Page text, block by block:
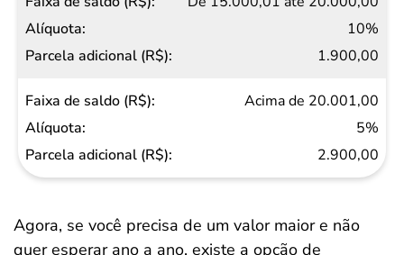
10%
1.900,00
Acima de 20.001,00
5%
2.900,00
Agora, se você precisa de um valor maior e não
quer esperar ano a ano, existe a opção de